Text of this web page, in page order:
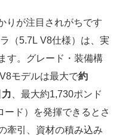
りが注目されがちです
（5.7L V8仕様）は、実
す。グレード・装備構
モデルは最大で約
、最大約1,730ポンド
ード）を発揮できるとさ
牽引、資材の積み込み